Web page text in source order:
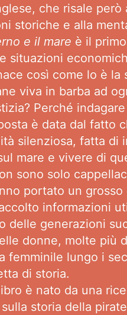
che risale
storiche e alla
e il mare è il
situazioni
così come lo è
viva in barba ad
Perché
è data dal fatto
silenziosa, fatta
mare e vivere di
sono solo
portato un
informazioni
delle generazioni
donne, molte più
femminile lungo i
di storia.
è nato da una
storia della